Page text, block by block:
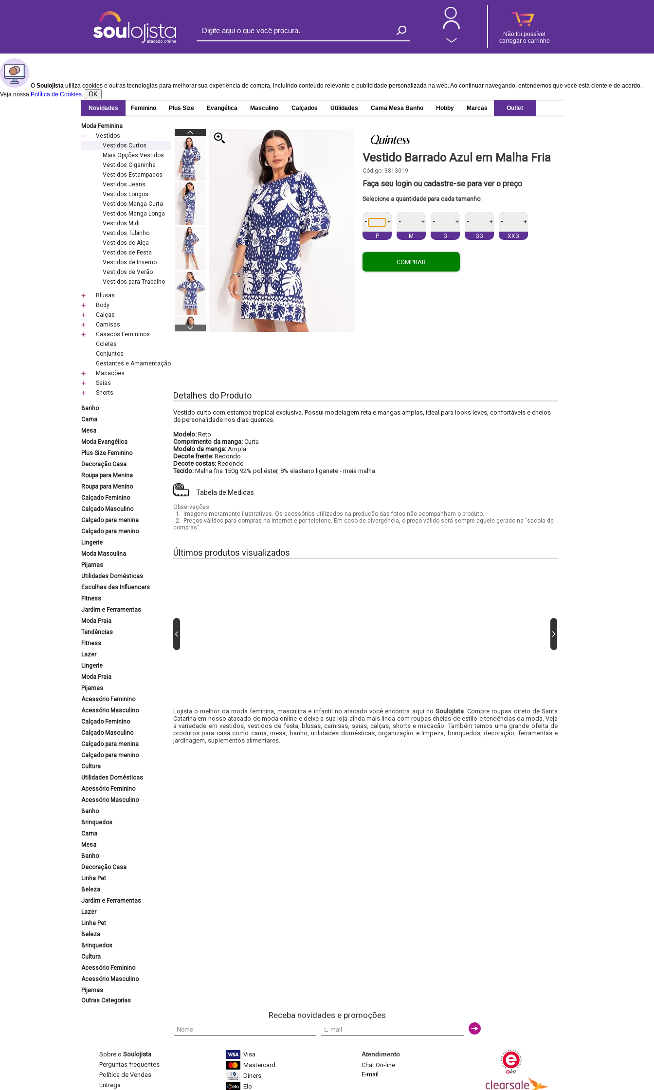
Não foi possível
carregar o carrinho
O Soulojista utiliza cookies e outras tecnologias para melhorar sua experiência de compra, incluindo conteúdo relevante e publicidade personalizada na web. Ao continuar navegando, entendemos que você está ciente e de acordo.
Veja nossa Política de Cookies. OK
Novidades Feminino Plus Size Evangélica Masculino Calçados Utilidades Cama Mesa Banho Hobby Marcas Outlet
Moda Feminina
Vestidos
Vestidos Curtos
Mais Opções Vestidos
Vestidos Ciganinha
Vestidos Estampados
Vestidos Jeans
Vestidos Longos
Vestidos Manga Curta
Vestidos Manga Longa
Vestidos Midi
Vestidos Tubinho
Vestidos de Alça
Vestidos de Festa
Vestidos de Inverno
Vestidos de Verão
Vestidos para Trabalho
Blusas
Body
Calças
Camisas
Casacos Femininos
Coletes
Conjuntos
Gestantes e Amamentação
Macacões
Saias
Shorts
Banho
Cama
Mesa
Moda Evangélica
Plus Size Feminino
Decoração Casa
Roupa para Menina
Roupa para Menino
Calçado Feminino
Calçado Masculino
Calçado para menina
Calçado para menino
Lingerie
Moda Masculina
Pijamas
Utilidades Domésticas
Escolhas das Influencers
Fitness
Jardim e Ferramentas
Moda Praia
Tendências
Fitness
Lazer
Lingerie
Moda Praia
Pijamas
Acessório Feminino
Acessório Masculino
Calçado Feminino
Calçado Masculino
Calçado para menina
Calçado para menino
Cultura
Utilidades Domésticas
Acessório Feminino
Acessório Masculino
Banho
Brinquedos
Cama
Mesa
Banho
Decoração Casa
Linha Pet
Beleza
Jardim e Ferramentas
Lazer
Linha Pet
Beleza
Brinquedos
Cultura
Acessório Feminino
Acessório Masculino
Pijamas
Outras Categorias
Vestido Barrado Azul em Malha Fria
Código: 3813019
Faça seu login ou cadastre-se para ver o preço
Selecione a quantidade para cada tamanho:
- +
P
- +
M
- +
G
- +
GG
- +
XXG
COMPRAR
Detalhes do Produto
Vestido curto com estampa tropical exclusiva. Possui modelagem reta e mangas amplas, ideal para looks leves, confortáveis e cheios
de personalidade nos dias quentes.
Modelo: Reto
Comprimento da manga: Curta
Modelo da manga: Ampla
Decote frente: Redondo
Decote costas: Redondo
Tecido: Malha fria 150g 92% poliéster, 8% elastano liganete - meia malha
Tabela de Medidas
Observações:
1.
Imagens meramente ilustrativas. Os acessórios utilizados na produção das fotos não acompanham o produto.
2.
Preços válidos para compras na internet e por telefone. Em caso de divergência, o preço válido será sempre aquele gerado na "sacola de
compras".
Últimos produtos visualizados
Lojista o melhor da moda feminina, masculina e infantil no atacado você encontra aqui no Soulojista. Compre roupas direto de Santa
Catarina em nosso atacado de moda online e deixe a sua loja ainda mais linda com roupas cheias de estilo e tendências da moda. Veja
a variedade em vestidos, vestidos de festa, blusas, camisas, saias, calças, shorts e macacão. Também temos uma grande oferta de
produtos para casa como cama, mesa, banho, utilidades domésticas, organização e limpeza, brinquedos, decoração, ferramentas e
jardinagem, suplementos alimentares.
Receba novidades e promoções
Sobre o Soulojista
Perguntas frequentes
Política de Vendas
Entrega
Visa
Mastercard
Diners
Elo
Atendimento
Chat On-line
E-mail